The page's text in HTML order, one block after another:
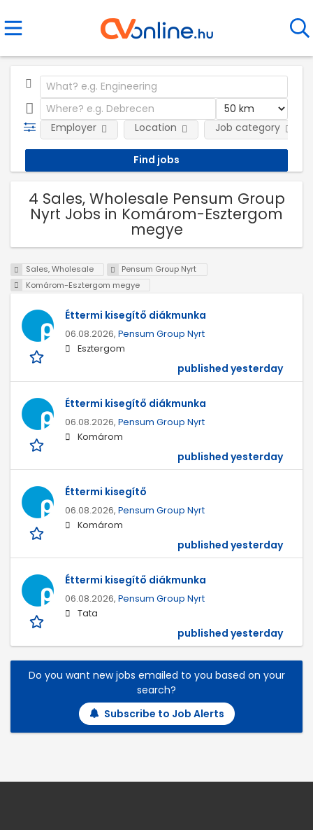
Employer Location Job category
4 Sales, Wholesale Pensum Group
Nyrt Jobs in Komárom-Esztergom
megye
Sales, Wholesale
Pensum Group Nyrt
Komárom-Esztergom megye
Éttermi kisegítő diákmunka
06.08.2026, Pensum Group Nyrt
Esztergom
published yesterday
Éttermi kisegítő diákmunka
06.08.2026, Pensum Group Nyrt
Komárom
published yesterday
Éttermi kisegítő
06.08.2026, Pensum Group Nyrt
Komárom
published yesterday
Éttermi kisegítő diákmunka
06.08.2026, Pensum Group Nyrt
Tata
published yesterday
Do you want new jobs emailed to you based on your
search?
Subscribe to Job Alerts